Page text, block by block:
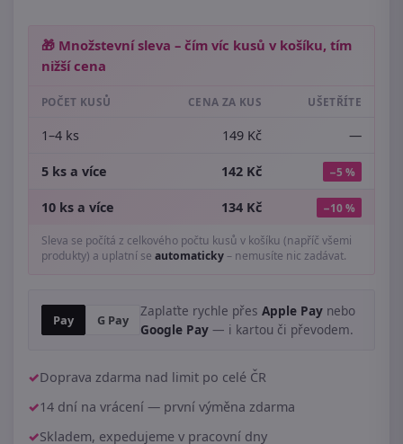
🎁 Množstevní sleva – čím víc kusů v košíku, tím
nižší cena
POČET KUSŮ CENA ZA KUS UŠETŘÍTE
1–4 ks 149 Kč —
5 ks a více 142 Kč −5 %
10 ks a více 134 Kč −10 %
Sleva se počítá z celkového počtu kusů v košíku (napříč všemi
produkty) a uplatní se automaticky– nemusíte nic zadávat.
Pay G Pay
Zaplaťte rychle přes Apple Pay nebo
Google Pay — i kartou či převodem.
Doprava zdarma nad limit po celé ČR
14 dní na vrácení — první výměna zdarma
Skladem, expedujeme v pracovní dny